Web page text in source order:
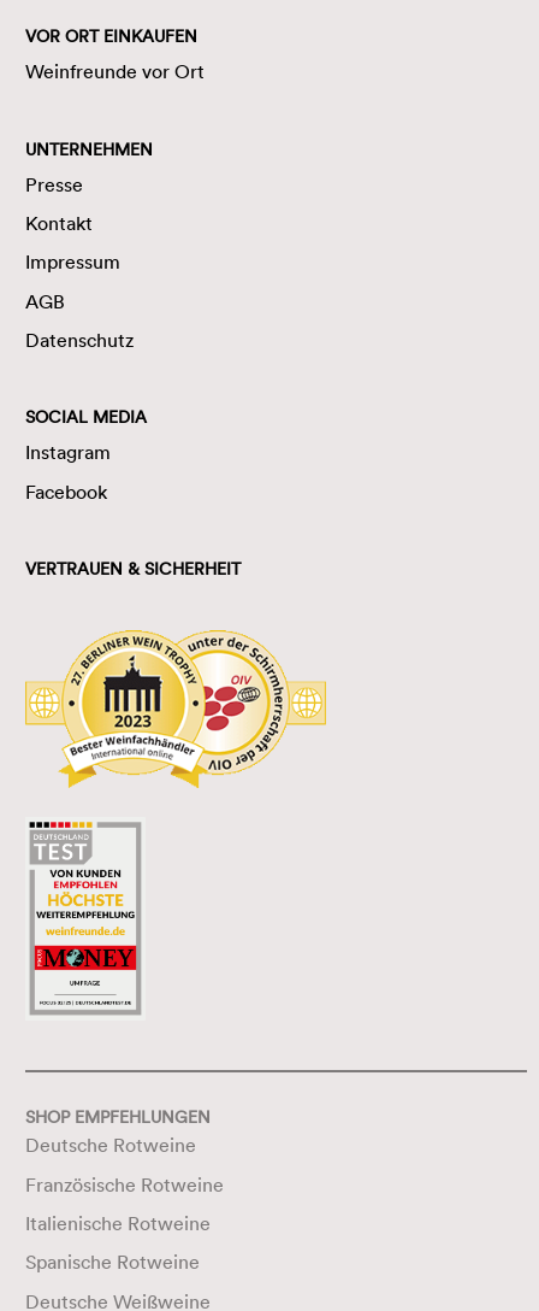
VOR ORT EINKAUFEN
Weinfreunde vor Ort
UNTERNEHMEN
Presse
Kontakt
Impressum
AGB
Datenschutz
SOCIAL MEDIA
Instagram
Facebook
VERTRAUEN & SICHERHEIT
SHOP EMPFEHLUNGEN
Deutsche Rotweine
Französische Rotweine
Italienische Rotweine
Spanische Rotweine
Deutsche Weißweine